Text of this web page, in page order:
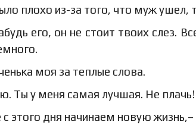
плохо из-за того, что муж ушел,
его, он не стоит твоих слез.
моя за теплые слова.
Ты у меня самая лучшая. Не плачь!
с этого дня начинаем новую